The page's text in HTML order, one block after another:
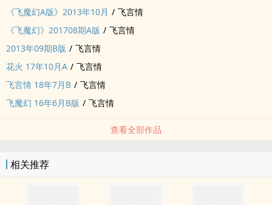
《飞魔幻A版》2013年10月 / 飞言情
《飞魔幻》201708期A版 / 飞言情
2013年09期B版 / 飞言情
花火 17年10月A / 飞言情
飞言情 18年7月B / 飞言情
飞魔幻 16年6月B版 / 飞言情
查看全部作品
相关推荐